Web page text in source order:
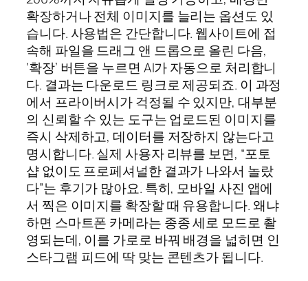
확장하거나 전체 이미지를 늘리는 옵션도 있
습니다. 사용법은 간단합니다. 웹사이트에 접
속해 파일을 드래그 앤 드롭으로 올린 다음,
‘확장’ 버튼을 누르면 AI가 자동으로 처리합니
다. 결과는 다운로드 링크로 제공되죠. 이 과정
에서 프라이버시가 걱정될 수 있지만, 대부분
의 신뢰할 수 있는 도구는 업로드된 이미지를
즉시 삭제하고, 데이터를 저장하지 않는다고
명시합니다. 실제 사용자 리뷰를 보면, “포토
샵 없이도 프로페셔널한 결과가 나와서 놀랐
다”는 후기가 많아요. 특히, 모바일 사진 앱에
서 찍은 이미지를 확장할 때 유용합니다. 왜냐
하면 스마트폰 카메라는 종종 세로 모드로 촬
영되는데, 이를 가로로 바꿔 배경을 넓히면 인
스타그램 피드에 딱 맞는 콘텐츠가 됩니다.